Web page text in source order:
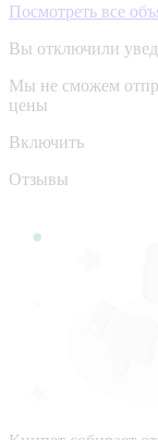
Посмотреть все
Вы отключили
Мы не сможем
цены
Включить
Отзывы